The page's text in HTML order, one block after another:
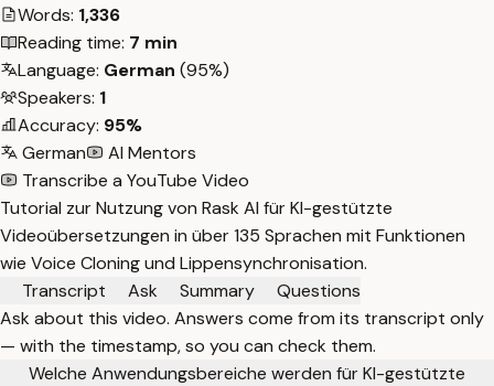
Words: 1,336
Reading time: 7 min
Language: German (95%)
Speakers: 1
Accuracy: 95%
German
AI Mentors
Transcribe a YouTube Video
Tutorial zur Nutzung von Rask AI für KI-gestützte
Videoübersetzungen in über 135 Sprachen mit Funktionen
wie Voice Cloning und Lippensynchronisation.
Transcript
Ask Summary
Questions
Ask about this video. Answers come from its transcript only
— with the timestamp, so you can check them.
Welche Anwendungsbereiche werden für KI-gestützte